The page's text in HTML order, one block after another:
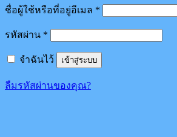
ชื่อผู้ใช้หรือที่อยู่อีเมล *
รหัสผ่าน *
จำฉันไว้ เข้าสู่ระบบ
ลืมรหัสผ่านของคุณ?